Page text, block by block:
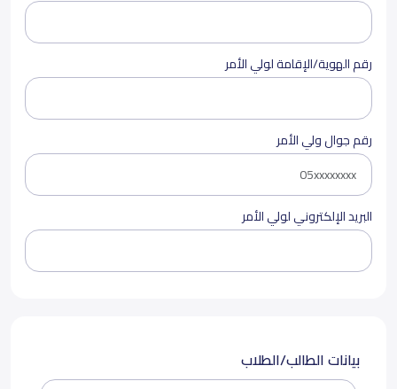
رقم الهوية/الإقامة لولي الأمر
رقم جوال ولي الأمر
البريد الإلكتروني لولي الأمر
بيانات الطالب/الطلاب